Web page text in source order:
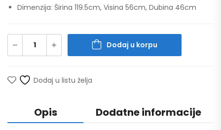
Dimenzija: Širina 119.5cm, Visina 56cm, Dubina 46cm
Dodaj u korpu
Dodaj u listu želja
Opis Dodatne informacije